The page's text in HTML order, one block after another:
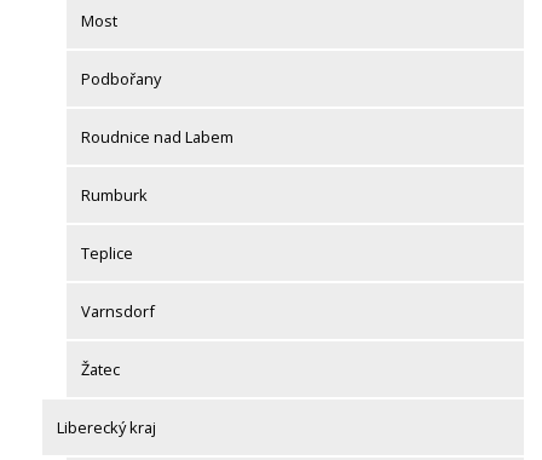
Most
Podbořany
Roudnice nad Labem
Rumburk
Teplice
Varnsdorf
Žatec
Liberecký kraj